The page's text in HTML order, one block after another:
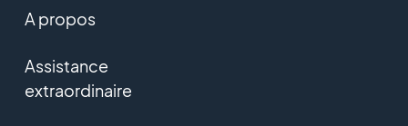
A propos
Assistance
extraordinaire